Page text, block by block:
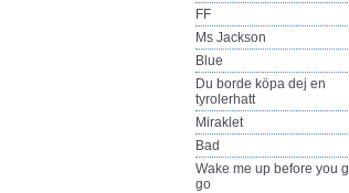
FF
Ms Jackson
Blue
Du borde köpa dej en
tyrolerhatt
Miraklet
Bad
Wake me up before you
go